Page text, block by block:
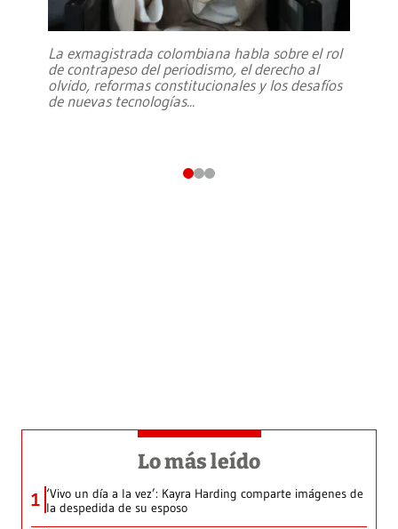
La exmagistrada colombiana habla sobre el rol
de contrapeso del periodismo, el derecho al
olvido, reformas constitucionales y los desafíos
de nuevas tecnologías...
Lo más leído
1 ‘Vivo un día a la vez’: Kayra Harding comparte imágenes de
la despedida de su esposo